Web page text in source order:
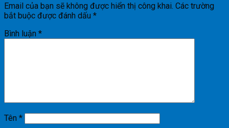
Email của bạn sẽ không được hiển thị công khai. Các trường
bắt buộc được đánh dấu *
Bình luận *
Tên *